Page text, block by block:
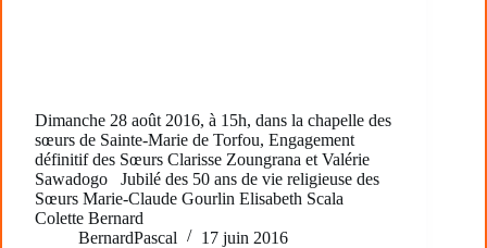
Dimanche 28 août 2016, à 15h, dans la chapelle des
sœurs de Sainte-Marie de Torfou, Engagement
définitif des Sœurs Clarisse Zoungrana et Valérie
Sawadogo Jubilé des 50 ans de vie religieuse des
Sœurs Marie-Claude Gourlin Elisabeth Scala
Colette Bernard
BernardPascal
17 juin 2016